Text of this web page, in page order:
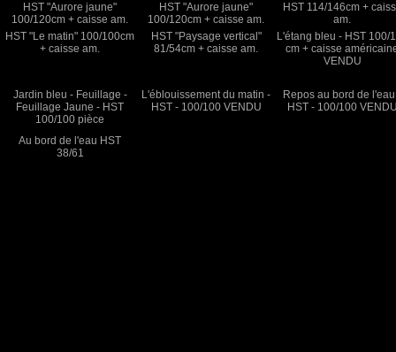
HST "Aurore jaune"
100/120cm + caisse am.
HST "Aurore jaune"
100/120cm + caisse am.
HST 114/146cm +
am.
HST "Le matin" 100/100cm
+ caisse am.
HST "Paysage vertical"
81/54cm + caisse am.
L'étang bleu - HST 100/
cm + caisse
VENDU
Jardin bleu - Feuillage -
Feuillage Jaune - HST
100/100 pièce
L'éblouissement du matin -
HST - 100/100 VENDU
Repos au bord de
HST - 100/100
Au bord de l'eau HST
38/61